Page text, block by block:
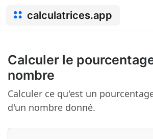
calculatrices.app
Calculer le
nombre
Calculer ce qu'est un
d'un nombre donné.